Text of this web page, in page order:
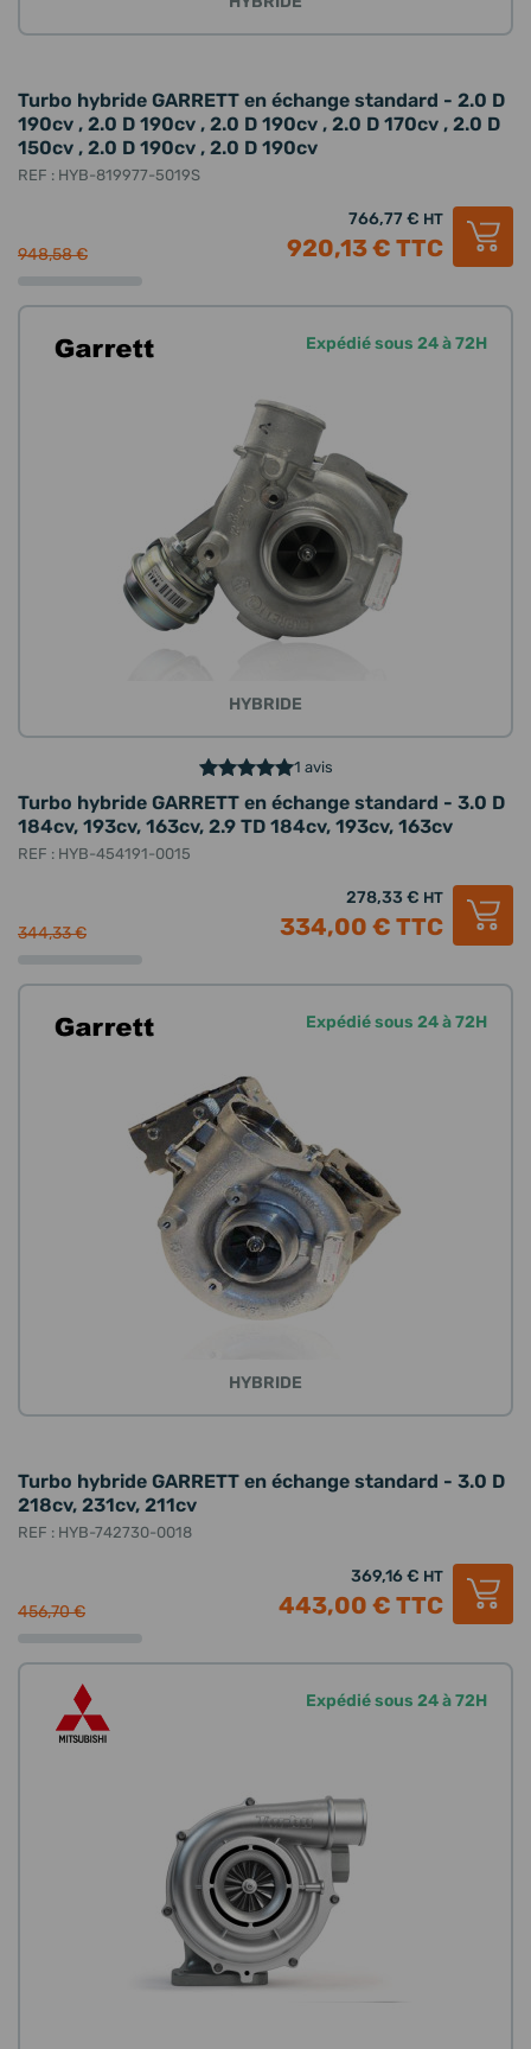
Turbo hybride GARRETT en échange standard - 2.0 D
190cv , 2.0 D 190cv , 2.0 D 190cv , 2.0 D 170cv , 2.0 D
150cv , 2.0 D 190cv , 2.0 D 190cv
REF : HYB-819977-5019S
948,58 €
766,77 € HT
920,13 € TTC
Expédié sous 24 à 72H
HYBRIDE
1 avis
Turbo hybride GARRETT en échange standard - 3.0 D
184cv, 193cv, 163cv, 2.9 TD 184cv, 193cv, 163cv
REF : HYB-454191-0015
344,33 €
278,33 € HT
334,00 € TTC
Expédié sous 24 à 72H
HYBRIDE
Turbo hybride GARRETT en échange standard - 3.0 D
218cv, 231cv, 211cv
REF : HYB-742730-0018
456,70 €
369,16 € HT
443,00 € TTC
Expédié sous 24 à 72H